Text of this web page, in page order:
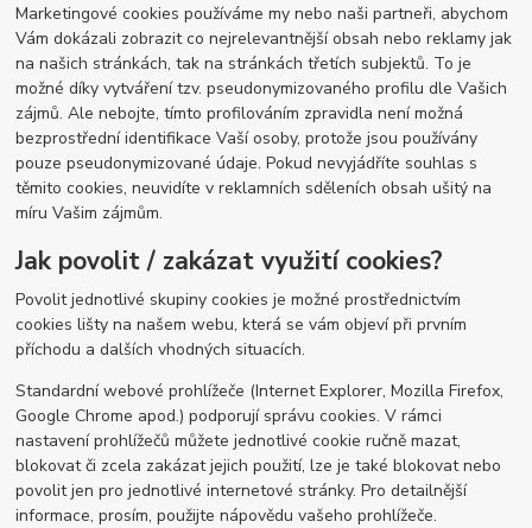
Marketingové cookies používáme my nebo naši partneři, abychom
Vám dokázali zobrazit co nejrelevantnější obsah nebo reklamy jak
na našich stránkách, tak na stránkách třetích subjektů. To je
možné díky vytváření tzv. pseudonymizovaného profilu dle Vašich
zájmů. Ale nebojte, tímto profilováním zpravidla není možná
bezprostřední identifikace Vaší osoby, protože jsou používány
pouze pseudonymizované údaje. Pokud nevyjádříte souhlas s
těmito cookies, neuvidíte v reklamních sděleních obsah ušitý na
míru Vašim zájmům.
Jak povolit / zakázat využití cookies?
Povolit jednotlivé skupiny cookies je možné prostřednictvím
cookies lišty na našem webu, která se vám objeví při prvním
příchodu a dalších vhodných situacích.
Standardní webové prohlížeče (Internet Explorer, Mozilla Firefox,
Google Chrome apod.) podporují správu cookies. V rámci
nastavení prohlížečů můžete jednotlivé cookie ručně mazat,
blokovat či zcela zakázat jejich použití, lze je také blokovat nebo
povolit jen pro jednotlivé internetové stránky. Pro detailnější
informace, prosím, použijte nápovědu vašeho prohlížeče.